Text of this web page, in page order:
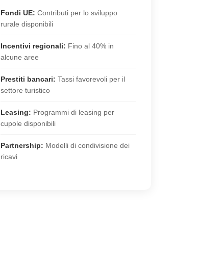
Fondi UE: Contributi per lo sviluppo
rurale disponibili
Incentivi regionali: Fino al 40% in
alcune aree
Prestiti bancari: Tassi favorevoli per il
settore turistico
Leasing: Programmi di leasing per
cupole disponibili
Partnership: Modelli di condivisione dei
ricavi